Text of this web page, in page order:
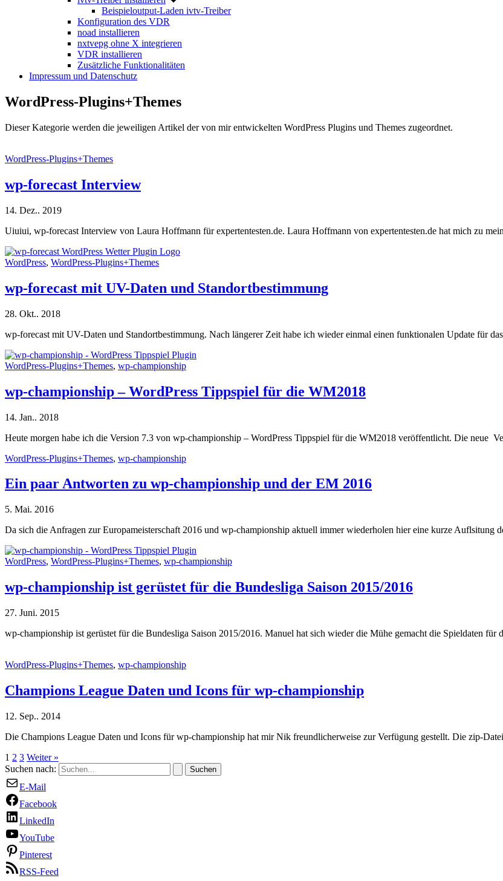
Beispieloutput-Laden ivtv-Treiber
Konfiguration des VDR
noad installieren
nxtvepg ohne X integrieren
VDR installieren
Zusätzliche Funktionalitäten
Impressum und Datenschutz
WordPress-Plugins+Themes
Dieser Kategorie werden die jeweiligen Artikel der von mir entwickelten WordPress Plugins und Themes zugeordnet.
WordPress-Plugins+Themes
wp-forecast Interview
14. Dez.. 2019
Uiuiui, wp-forecast Interview von Laura Hoffmann für expertentesten.de. Laura Hoffmann von expertentesten.de hat mich zu
WordPress, WordPress-Plugins+Themes
wp-forecast mit UV-Daten und Standortbestimmung
28. Okt.. 2018
wp-forecast mit UV-Daten und Standortbestimmung. Nach längerer Zeit habe ich wieder einmal einen funktionalen Update für
WordPress-Plugins+Themes, wp-championship
wp-championship – WordPress Tippspiel für die WM2018
14. Jan.. 2018
Heute morgen habe ich die Version 7.3 von wp-championship – WordPress Tippspiel für die WM2018 veröffentlicht. Die neue
WordPress-Plugins+Themes, wp-championship
Ein paar Antworten zu wp-championship und der EM 2016
5. Mai. 2016
Da sich die Anfragen zur Europameisterschaft 2016 und wp-championship aktuell immer wiederholen hier eine kurze Auflsitung
WordPress, WordPress-Plugins+Themes, wp-championship
wp-championship ist gerüstet für die Bundesliga Saison 2015/2016
27. Juni. 2015
wp-championship ist gerüstet für die Bundesliga Saison 2015/2016. Manuel hat sich wieder die Mühe gemacht die Spieldaten für
WordPress-Plugins+Themes, wp-championship
Champions League Daten und Icons für wp-championship
12. Sep.. 2014
Die Champions League Daten und Icons für wp-championship hat mir Nik freundlicherweise zur Verfügung gestellt. Die zip-
1 2 3 Weiter »
Suchen nach:
E-Mail
Facebook
LinkedIn
YouTube
Pinterest
RSS-Feed